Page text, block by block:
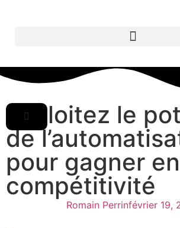
Exploitez le
de
pour gagner en
compétitivité
Romain Perrinfévrier 19,